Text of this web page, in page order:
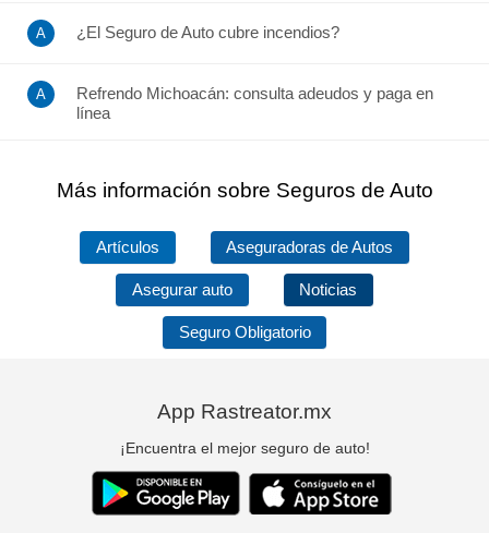
¿El Seguro de Auto cubre incendios?
Refrendo Michoacán: consulta adeudos y paga en
línea
Más información sobre Seguros de Auto
Artículos Aseguradoras de Autos
Asegurar auto Noticias
Seguro Obligatorio
App Rastreator.mx
¡Encuentra el mejor seguro de auto!